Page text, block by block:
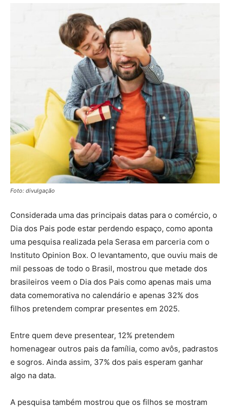
Foto: divulgação
Considerada uma das principais datas para o comércio, o
Dia dos Pais pode estar perdendo espaço, como aponta
uma pesquisa realizada pela Serasa em parceria com o
Instituto Opinion Box. O levantamento, que ouviu mais de
mil pessoas de todo o Brasil, mostrou que metade dos
brasileiros veem o Dia dos Pais como apenas mais uma
data comemorativa no calendário e apenas 32% dos
filhos pretendem comprar presentes em 2025.
Entre quem deve presentear, 12% pretendem
homenagear outros pais da família, como avôs, padrastos
e sogros. Ainda assim, 37% dos pais esperam ganhar
algo na data.
A pesquisa também mostrou que os filhos se mostram